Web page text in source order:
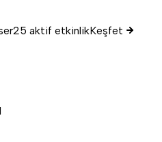
25 aktif etkinlikKeşfet